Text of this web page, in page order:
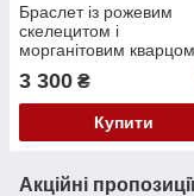
Браслет із рожевим
скелецитом і
морганітовим кварцом
3 300 ₴
Купити
Акційні